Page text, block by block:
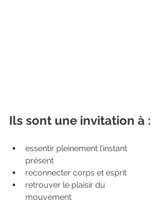
Ils sont une invitation à :
essentir pleinement l’instant
présent
reconnecter corps et esprit
retrouver le plaisir du
mouvement